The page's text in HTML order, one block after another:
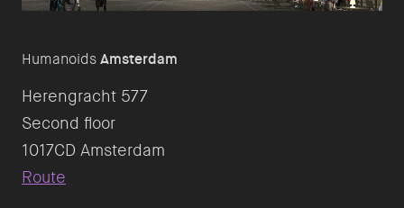
HumanoidsAmsterdam
Herengracht 577
Second floor
Route